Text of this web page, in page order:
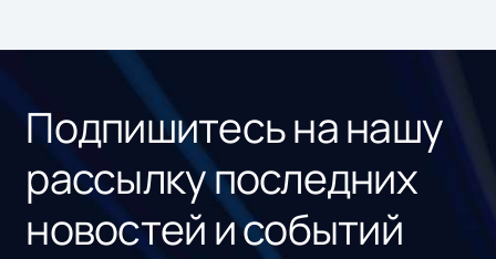
Подпишитесь на нашу
рассылку последних
новостей и событий